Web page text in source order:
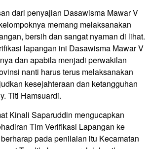
dari penyajian Dasawisma Mawar V
memang melaksanakan
bersih dan sangat nyaman di lihat.
lapangan ini Dasawisma Mawar V
dan apabila menjadi perwakilan
nanti harus terus melaksanakan
kesejahteraan dan ketangguhan
Titi Hamsuardi.
Kinali Saparuddin mengucapkan
Tim Verifikasi Lapangan ke
pada penilaian itu Kecamatan